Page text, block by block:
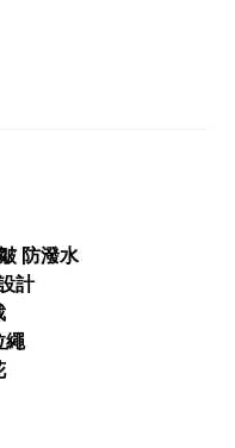
防潑水
計
繩